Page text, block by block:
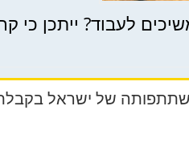
של ישראל